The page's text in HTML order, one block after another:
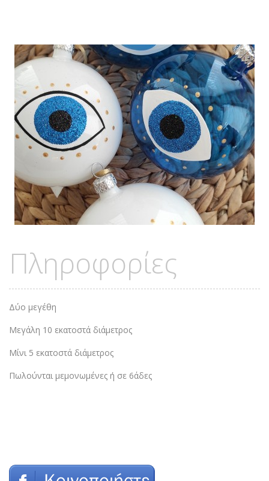
Πληροφορίες
Δύο μεγέθη
Μεγάλη 10 εκατοστά διάμετρος
Μίνι 5 εκατοστά διάμετρος
Πωλούνται μεμονωμένες ή σε 6άδες